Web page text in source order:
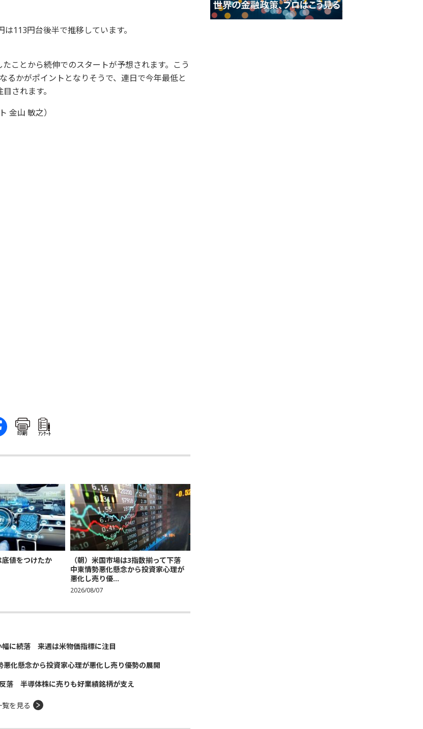
113円台後半で推移しています。
ことから続伸でのスタートが予想されます。こう
るかがポイントとなりそうで、連日で今年最低と
されます。
金山 敏之）
印刷 ｱﾝｹｰﾄ
値をつけたか
（朝）米国市場は3指数揃って下落
中東情勢悪化懸念から投資家心理が
悪化し売り優...
2026/08/07
幅に続落 来週は米物価指標に注目
化懸念から投資家心理が悪化し売り優勢の展開
落 半導体株に売りも好業績銘柄が支え
を見る